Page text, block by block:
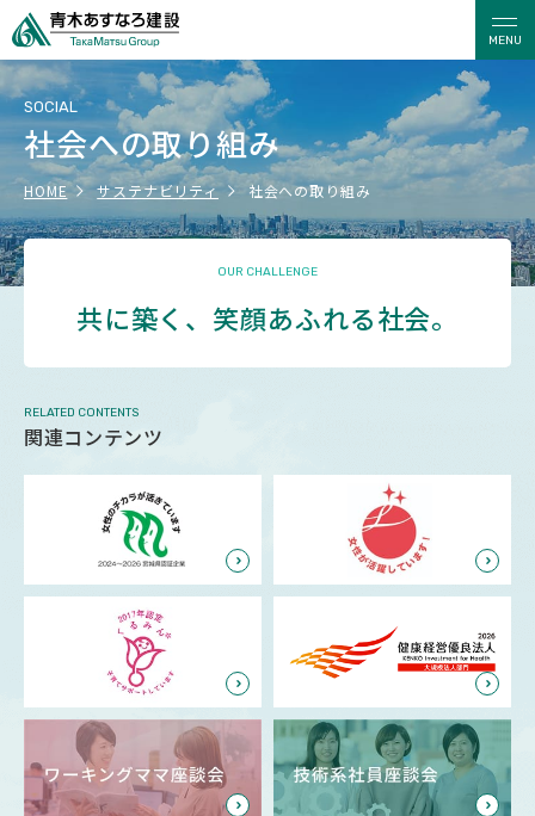
MENU
SOCIAL
社会への取り組み
HOME サステナビリティ 社会への取り組み
OUR CHALLENGE
共に築く、笑顔あふれる社会。
RELATED CONTENTS
関連コンテンツ